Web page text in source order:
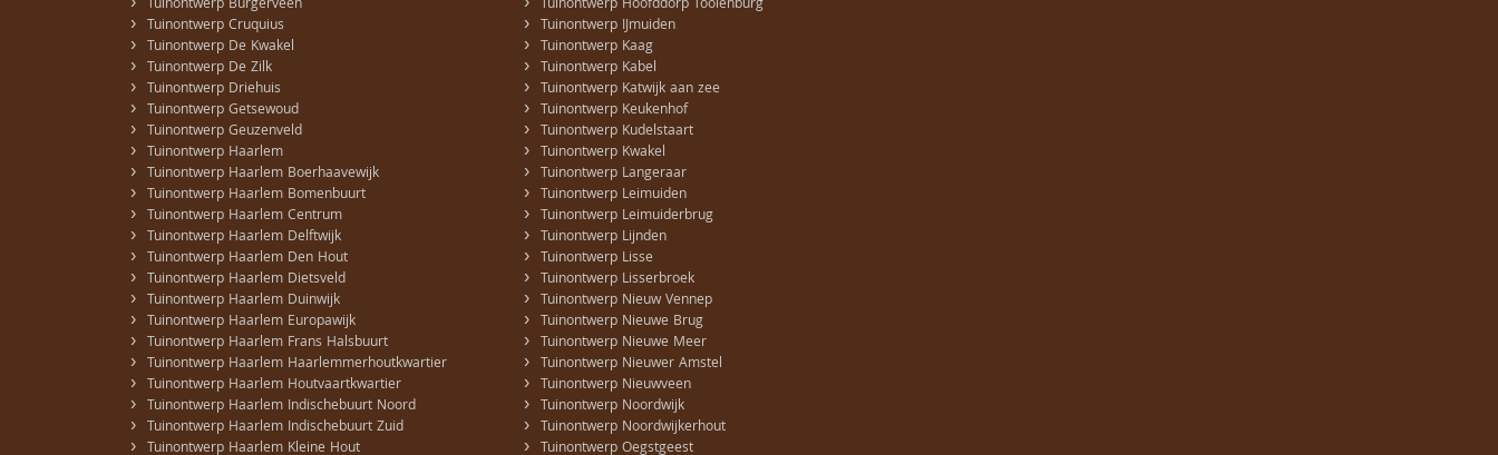
Tuinontwerp Burgerveen
› Tuinontwerp Cruquius
› Tuinontwerp De Kwakel
› Tuinontwerp De Zilk
› Tuinontwerp Driehuis
› Tuinontwerp Getsewoud
› Tuinontwerp Geuzenveld
› Tuinontwerp Haarlem
› Tuinontwerp Haarlem Boerhaavewijk
› Tuinontwerp Haarlem Bomenbuurt
› Tuinontwerp Haarlem Centrum
› Tuinontwerp Haarlem Delftwijk
› Tuinontwerp Haarlem Den Hout
› Tuinontwerp Haarlem Dietsveld
› Tuinontwerp Haarlem Duinwijk
› Tuinontwerp Haarlem Europawijk
› Tuinontwerp Haarlem Frans Halsbuurt
› Tuinontwerp Haarlem Haarlemmerhoutkwartier
› Tuinontwerp Haarlem Houtvaartkwartier
› Tuinontwerp Haarlem Indischebuurt Noord
› Tuinontwerp Haarlem Indischebuurt Zuid
› Tuinontwerp Haarlem Kleine Hout
Tuinontwerp Hoofddorp Toolenburg
› Tuinontwerp IJmuiden
› Tuinontwerp Kaag
› Tuinontwerp Kabel
› Tuinontwerp Katwijk aan zee
› Tuinontwerp Keukenhof
› Tuinontwerp Kudelstaart
› Tuinontwerp Kwakel
› Tuinontwerp Langeraar
› Tuinontwerp Leimuiden
› Tuinontwerp Leimuiderbrug
› Tuinontwerp Lijnden
› Tuinontwerp Lisse
› Tuinontwerp Lisserbroek
› Tuinontwerp Nieuw Vennep
› Tuinontwerp Nieuwe Brug
› Tuinontwerp Nieuwe Meer
› Tuinontwerp Nieuwer Amstel
› Tuinontwerp Nieuwveen
› Tuinontwerp Noordwijk
› Tuinontwerp Noordwijkerhout
› Tuinontwerp Oegstgeest